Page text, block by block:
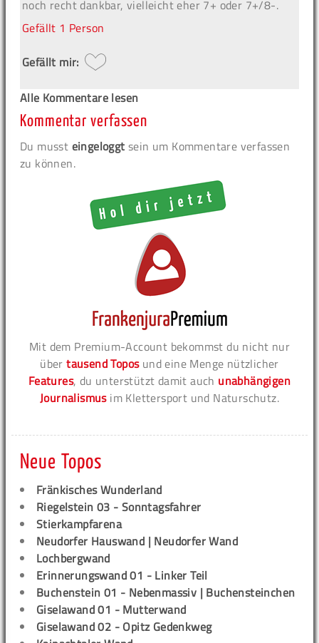
noch recht dankbar, vielleicht eher 7+ oder 7+/8-.
Gefällt 1 Person
Gefällt mir:
Alle Kommentare lesen
Kommentar verfassen
Du musst eingeloggt sein um Kommentare verfassen
zu können.
Mit dem Premium-Account bekommst du nicht nur
übertausend Toposund eine Menge nützlicher
Features, du unterstützt damit auch unabhängigen
Journalismusim Klettersport und Naturschutz.
Neue Topos
Fränkisches Wunderland
Riegelstein 03 - Sonntagsfahrer
Stierkampfarena
Neudorfer Hauswand | Neudorfer Wand
Lochbergwand
Erinnerungswand 01 - Linker Teil
Buchenstein 01 - Nebenmassiv | Buchensteinchen
Giselawand 01 - Mutterwand
Giselawand 02 - Opitz Gedenkweg